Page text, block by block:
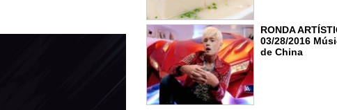
RONDA
03/28/2016
de China